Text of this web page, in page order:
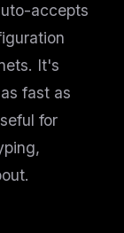
accepts
It's
fast as
for